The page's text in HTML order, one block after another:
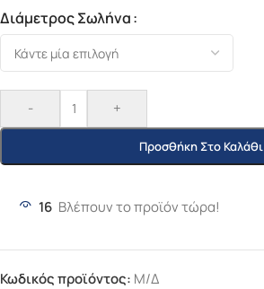
Διάμετρος Σωλήνα
- +
Προσθήκη Στο Καλάθι
16 Βλέπουν το προϊόν τώρα!
Κωδικός προϊόντος: Μ/Δ